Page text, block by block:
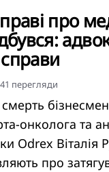
про
перегляди
онколога та
Odrex Віталія
про